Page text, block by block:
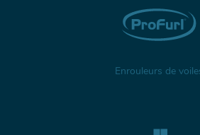
Enrouleurs de